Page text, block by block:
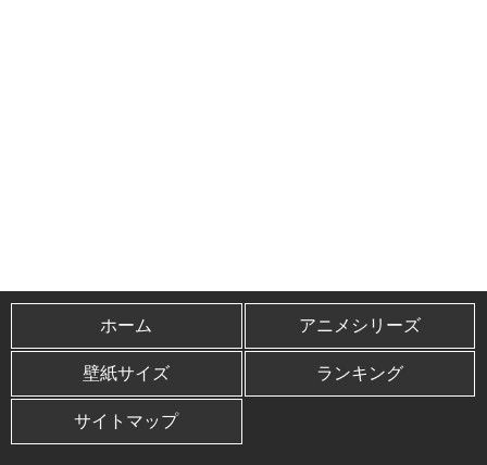
ホーム アニメシリーズ
壁紙サイズ ランキング
サイトマップ